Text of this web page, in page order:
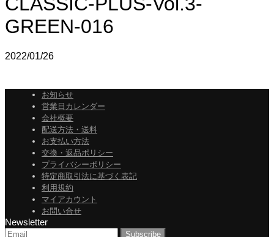
GREEN-016
2022/01/26
お知らせ
営業日カレンダー
会社概要
配送方法・送料
お支払い方法
交換・返品ポリシー
プライバシーポリシー
特定商取引法に基づく表記
利用規約
マイアカウント
お問い合せ
Newsletter